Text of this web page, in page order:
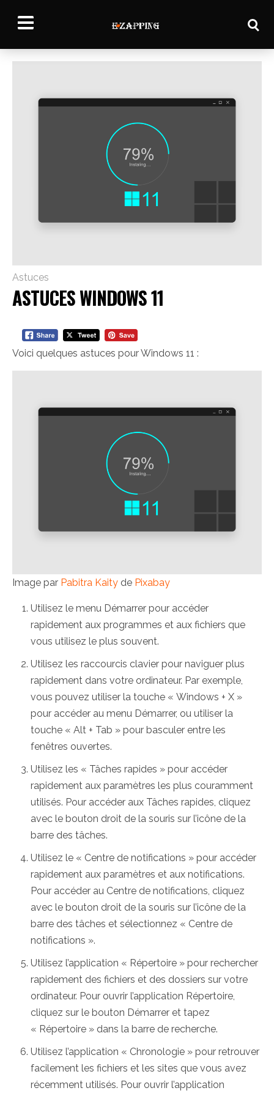
Astuces
ASTUCES WINDOWS 11
Voici quelques astuces pour Windows 11 :
Image par Pabitra Kaity de Pixabay
Utilisez le menu Démarrer pour accéder
rapidement aux programmes et aux fichiers que
vous utilisez le plus souvent.
Utilisez les raccourcis clavier pour naviguer plus
rapidement dans votre ordinateur. Par exemple,
vous pouvez utiliser la touche « Windows + X »
pour accéder au menu Démarrer, ou utiliser la
touche « Alt + Tab » pour basculer entre les
fenêtres ouvertes.
Utilisez les « Tâches rapides » pour accéder
rapidement aux paramètres les plus couramment
utilisés. Pour accéder aux Tâches rapides, cliquez
avec le bouton droit de la souris sur l’icône de la
barre des tâches.
Utilisez le « Centre de notifications » pour accéder
rapidement aux paramètres et aux notifications.
Pour accéder au Centre de notifications, cliquez
avec le bouton droit de la souris sur l’icône de la
barre des tâches et sélectionnez « Centre de
notifications ».
Utilisez l’application « Répertoire » pour rechercher
rapidement des fichiers et des dossiers sur votre
ordinateur. Pour ouvrir l’application Répertoire,
cliquez sur le bouton Démarrer et tapez
« Répertoire » dans la barre de recherche.
Utilisez l’application « Chronologie » pour retrouver
facilement les fichiers et les sites que vous avez
récemment utilisés. Pour ouvrir l’application